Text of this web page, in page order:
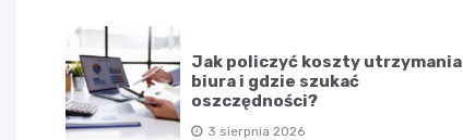
Jak policzyć koszty utrzymania
biura i gdzie szukać
oszczędności?
3 sierpnia 2026